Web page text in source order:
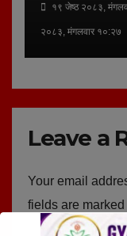
१९ जेष्ठ २०८३,
२०८३, मंगलवार १०:२७
Leave a
Your email
fields are marked